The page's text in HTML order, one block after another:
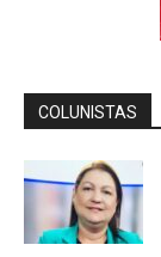
COLUNISTAS